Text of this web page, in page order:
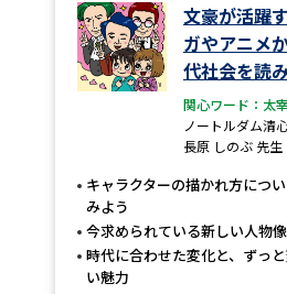
文豪が活躍
ガやアニメ
代社会を読
関心ワード：太
ノートルダム清
長原 しのぶ 先生
キャラクターの描かれ方につ
みよう
今求められている新しい人物像
時代に合わせた変化と、ずっ
い魅力